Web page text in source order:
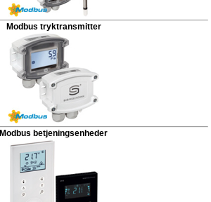
Modbus tryktransmitter
Modbus betjeningsenheder